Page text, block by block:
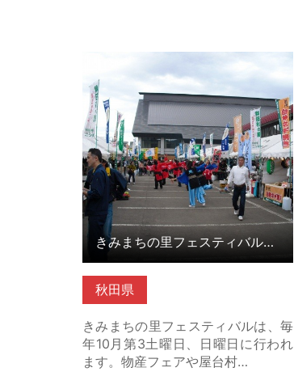
秋田県
きみまちの里フェスティバルは、毎
年10月第3土曜日、日曜日に行われ
ます。物産フェアや屋台村…
きみまちの里フェスティバル・きみ
まち二ツ井マラソン（秋田県… の詳
細はこちら
きみまちの里フェスティバル・きみまち二ツ井マラソン（秋田県…